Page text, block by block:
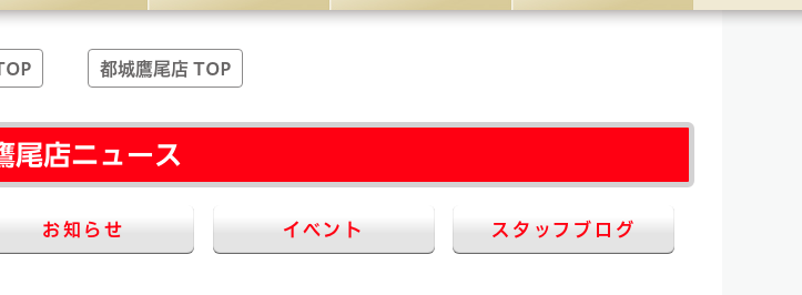
都城鷹尾店 TOP
尾店ニュース
お知らせ イベント スタッフブログ